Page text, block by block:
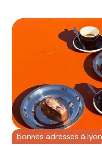
bonnes adresses à lyon